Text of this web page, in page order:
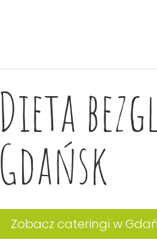
Dieta
Gdańsk
Zobacz cateringi w